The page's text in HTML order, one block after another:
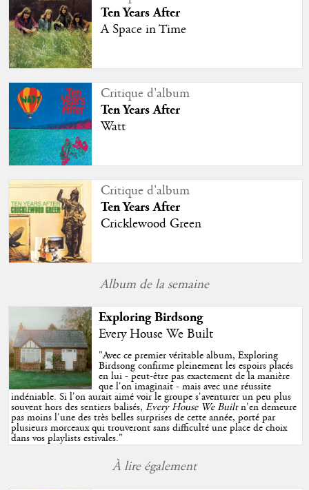
Ten Years After
A Space in Time
Critique d'album
Ten Years After
Watt
Critique d'album
Ten Years After
Cricklewood Green
Album de la semaine
Exploring Birdsong
Every House We Built
"Avec ce premier véritable album, Exploring
Birdsong confirme pleinement les espoirs placés
en lui - peut-être pas exactement de la manière
que l'on imaginait - mais avec une réussite
indéniable. Si l'on aurait aimé voir le groupe s'aventurer un peu plus
souvent hors des sentiers balisés,Every House We Builtn'en demeure
pas moins l'une des très belles surprises de cette année, porté par
plusieurs morceaux qui trouveront sans difficulté une place de choix
dans vos playlists estivales."
À lire également